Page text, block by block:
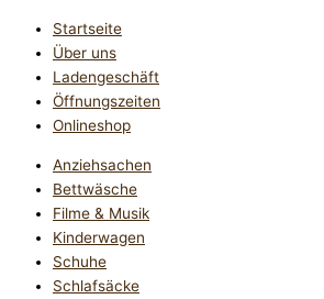
Startseite
Über uns
Ladengeschäft
Öffnungszeiten
Onlineshop
Anziehsachen
Bettwäsche
Filme & Musik
Kinderwagen
Schuhe
Schlafsäcke